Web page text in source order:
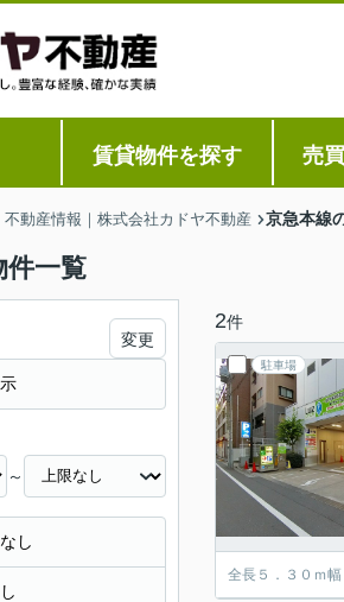
賃貸物件を探す 売
動産情報｜株式会社カドヤ不動産 京急本線
件一覧
2件
駐車場
全長５．３０ｍ
変更
～
し